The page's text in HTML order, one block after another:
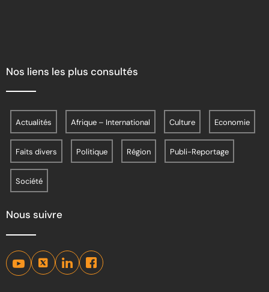
Nos liens les plus consultés
Actualités Afrique – International Culture Economie
Faits divers Politique Région Publi-Reportage
Société
Nous suivre